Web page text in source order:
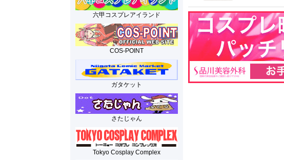
六甲コスプレアイランド
COS-POINT
ガタケット
さたじゃん
Tokyo Cosplay Complex